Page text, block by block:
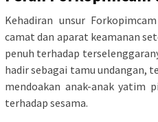
Kehadiran unsur
camat dan aparat keamanan
penuh terhadap
hadir sebagai tamu undangan,
mendoakan anak-anak yatim
terhadap sesama.